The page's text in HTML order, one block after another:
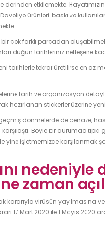
etkilemekte.
ürünleri baskı ve
çok farklı parçadan
düğün tarihleriniz netleşene
tarihlerle tekrar üretilirse en az
tarih ve organizasyon
hazırlanan stickerler üzerine
dönmelerde de cenaze,
Böyle bir durumda tıpkı
yine işletmemizce karşılanmak
zaman
kararıyla virüsün yayılmasına
17 Mart 2020 ile 1 Mayıs 2020